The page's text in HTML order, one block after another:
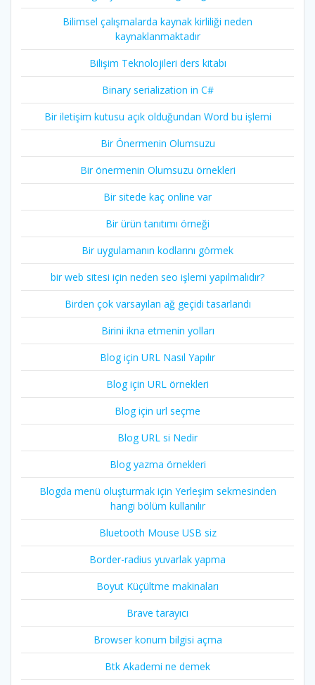
Bilimsel çalışmalarda kaynak kirliliği neden
kaynaklanmaktadır
Bilişim Teknolojileri ders kitabı
Binary serialization in C#
Bir iletişim kutusu açık olduğundan Word bu işlemi
Bir Önermenin Olumsuzu
Bir önermenin Olumsuzu örnekleri
Bir sitede kaç online var
Bir ürün tanıtımı örneği
Bir uygulamanın kodlarını görmek
bir web sitesi için neden seo işlemi yapılmalıdır?
Birden çok varsayılan ağ geçidi tasarlandı
Birini ikna etmenin yolları
Blog için URL Nasıl Yapılır
Blog için URL örnekleri
Blog için url seçme
Blog URL si Nedir
Blog yazma örnekleri
Blogda menü oluşturmak için Yerleşim sekmesinden
hangi bölüm kullanılır
Bluetooth Mouse USB siz
Border-radius yuvarlak yapma
Boyut Küçültme makinaları
Brave tarayıcı
Browser konum bilgisi açma
Btk Akademi ne demek